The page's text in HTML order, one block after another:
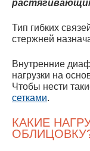
Тип гибких
стержней
Внутренние
нагрузки на
Чтобы нести
сетками.
КАКИЕ